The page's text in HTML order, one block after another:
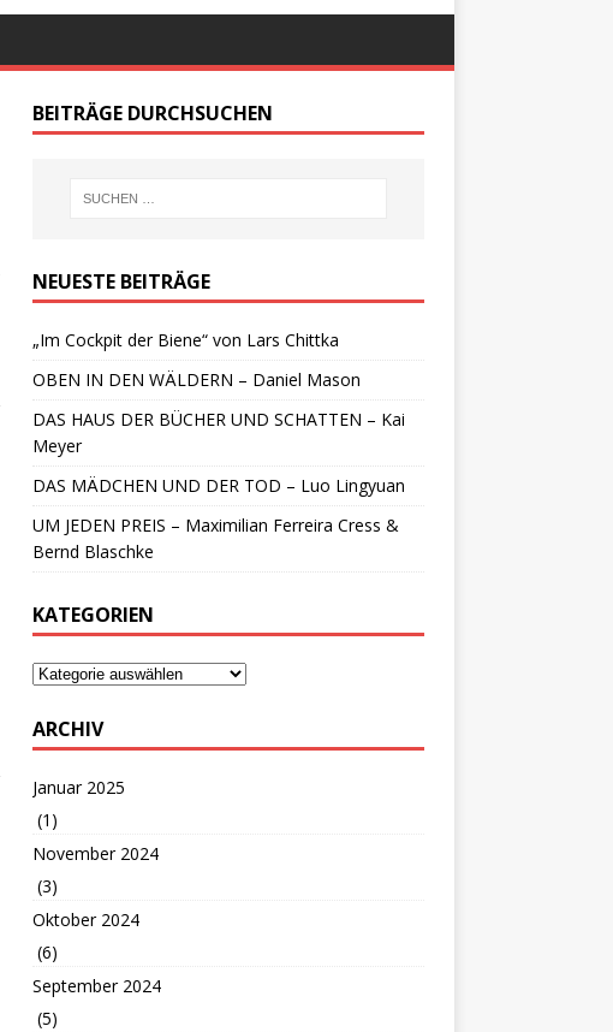
BEITRÄGE DURCHSUCHEN
NEUESTE BEITRÄGE
„Im Cockpit der Biene“ von Lars Chittka
OBEN IN DEN WÄLDERN – Daniel Mason
DAS HAUS DER BÜCHER UND SCHATTEN – Kai
Meyer
DAS MÄDCHEN UND DER TOD – Luo Lingyuan
UM JEDEN PREIS – Maximilian Ferreira Cress &
Bernd Blaschke
KATEGORIEN
ARCHIV
Januar 2025
(1)
November 2024
(3)
Oktober 2024
(6)
September 2024
(5)